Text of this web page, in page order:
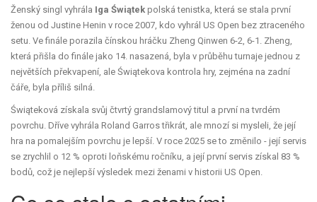
Ženský singl vyhrála Iga Świątek polská tenistka, která se stala první
ženou od Justine Henin v roce 2007, kdo vyhrál US Open bez ztraceného
setu. Ve finále porazila čínskou hráčku Zheng Qinwen 6-2, 6-1. Zheng,
která přišla do finále jako 14. nasazená, byla v průběhu turnaje jednou z
největších překvapení, ale Świątekova kontrola hry, zejména na zadní
čáře, byla příliš silná.
Świąteková získala svůj čtvrtý grandslamový titul a první na tvrdém
povrchu. Dříve vyhrála Roland Garros třikrát, ale mnozí si mysleli, že její
hra na pomalejším povrchu je lepší. V roce 2025 se to změnilo - její servis
se zrychlil o 12 % oproti loňskému ročníku, a její první servis získal 83 %
bodů, což je nejlepší výsledek mezi ženami v historii US Open.